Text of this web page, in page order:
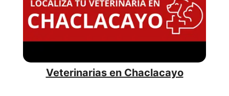
Veterinarias en Chaclacayo